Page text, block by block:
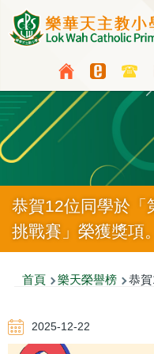
移至主內容
恭賀12位同學於「
挑戰賽」榮獲獎項。
導
連
首頁 樂天榮譽榜 恭賀
2025-12-22